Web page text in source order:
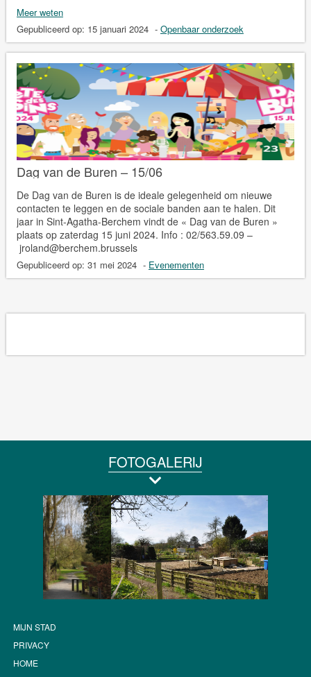
Meer weten
Gepubliceerd op: 15 januari 2024 - Openbaar onderzoek
Dag van de Buren – 15/06
De Dag van de Buren is de ideale gelegenheid om nieuwe
contacten te leggen en de sociale banden aan te halen. Dit
jaar in Sint-Agatha-Berchem vindt de « Dag van de Buren »
plaats op zaterdag 15 juni 2024. Info : 02/563.59.09 –
jroland@berchem.brussels
Gepubliceerd op: 31 mei 2024 - Evenementen
FOTOGALERIJ
MIJN STAD
PRIVACY
HOME